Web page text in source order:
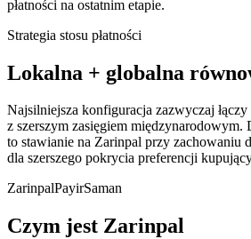
płatności na ostatnim etapie.
Strategia stosu płatności
Lokalna + globalna
Najsilniejsza konfiguracja zazwyczaj
z szerszym zasięgiem międzynarodowym.
to stawianie na Zarinpal przy zachowaniu
dla szerszego pokrycia preferencji
ZarinpalPayirSaman
Czym jest Zarinpal